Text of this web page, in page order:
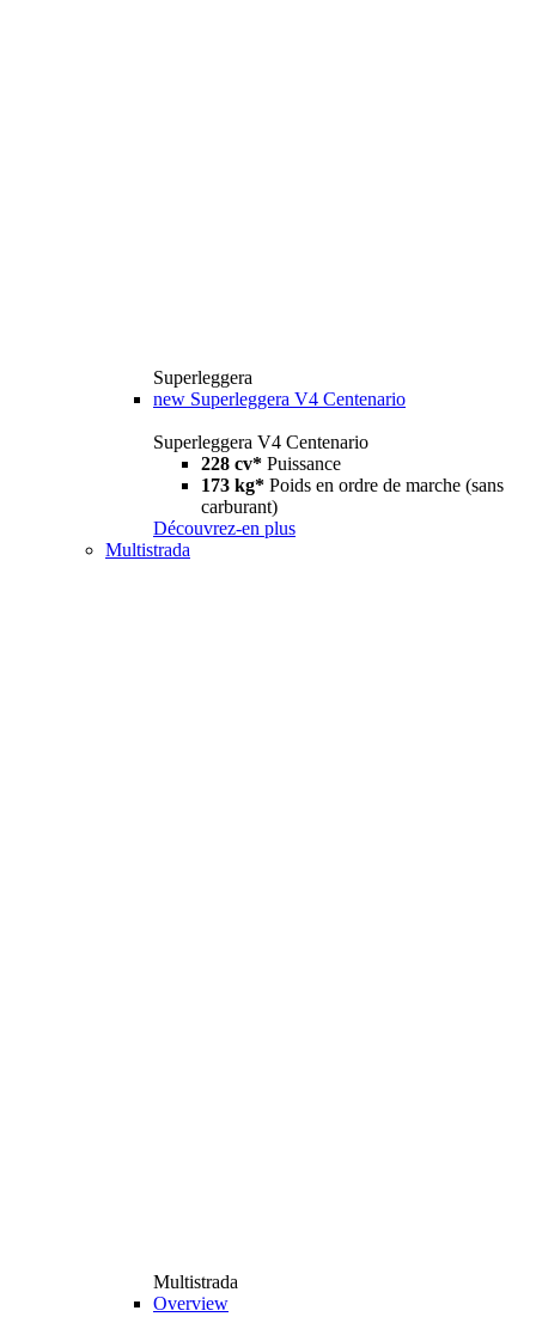
Superleggera
new Superleggera V4 Centenario
Superleggera V4 Centenario
228 cv* Puissance
173 kg* Poids en ordre de marche (sans
carburant)
Découvrez-en plus
Multistrada
Multistrada
Overview